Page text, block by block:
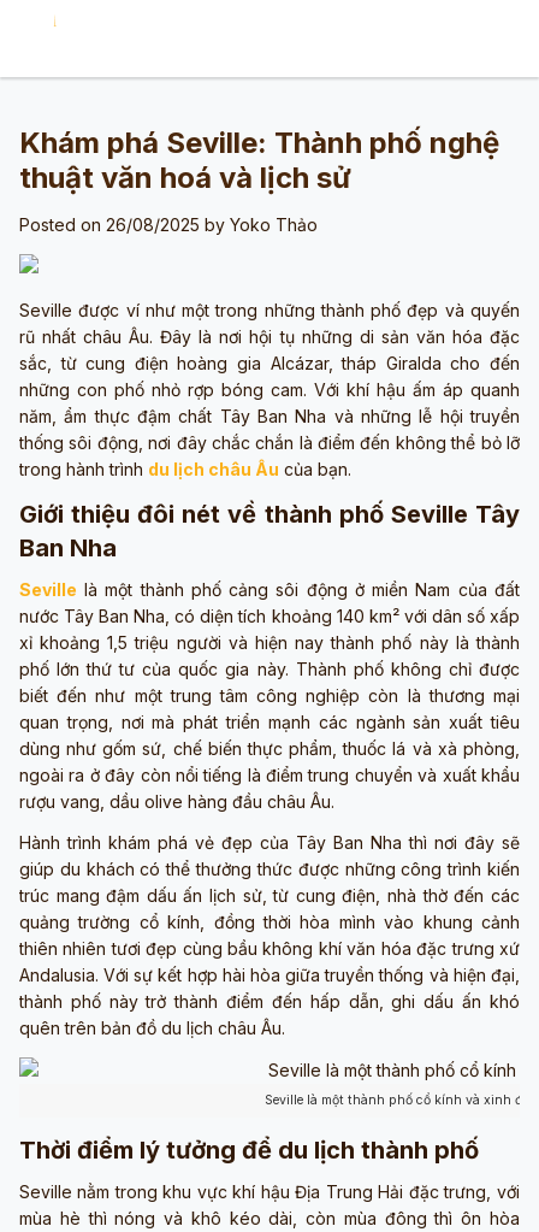
Khám phá Seville: Thành phố nghệ
thuật văn hoá và lịch sử
Posted on 26/08/2025 by Yoko Thảo
Seville được ví như một trong những thành phố đẹp và quyến
rũ nhất châu Âu. Đây là nơi hội tụ những di sản văn hóa đặc
sắc, từ cung điện hoàng gia Alcázar, tháp Giralda cho đến
những con phố nhỏ rợp bóng cam. Với khí hậu ấm áp quanh
năm, ẩm thực đậm chất Tây Ban Nha và những lễ hội truyền
thống sôi động, nơi đây chắc chắn là điểm đến không thể bỏ lỡ
trong hành trình du lịch châu Âu của bạn.
Giới thiệu đôi nét về thành phố Seville Tây
Ban Nha
Seville là một thành phố cảng sôi động ở miền Nam của đất
nước Tây Ban Nha, có diện tích khoảng 140 km² với dân số xấp
xỉ khoảng 1,5 triệu người và hiện nay thành phố này là thành
phố lớn thứ tư của quốc gia này. Thành phố không chỉ được
biết đến như một trung tâm công nghiệp còn là thương mại
quan trọng, nơi mà phát triển mạnh các ngành sản xuất tiêu
dùng như gốm sứ, chế biến thực phẩm, thuốc lá và xà phòng,
ngoài ra ở đây còn nổi tiếng là điểm trung chuyển và xuất khẩu
rượu vang, dầu olive hàng đầu châu Âu.
Hành trình khám phá vẻ đẹp của Tây Ban Nha thì nơi đây sẽ
giúp du khách có thể thưởng thức được những công trình kiến
trúc mang đậm dấu ấn lịch sử, từ cung điện, nhà thờ đến các
quảng trường cổ kính, đồng thời hòa mình vào khung cảnh
thiên nhiên tươi đẹp cùng bầu không khí văn hóa đặc trưng xứ
Andalusia. Với sự kết hợp hài hòa giữa truyền thống và hiện đại,
thành phố này trở thành điểm đến hấp dẫn, ghi dấu ấn khó
quên trên bản đồ du lịch châu Âu.
Seville là một thành phố cổ kính và xinh
Thời điểm lý tưởng để du lịch thành phố
Seville nằm trong khu vực khí hậu Địa Trung Hải đặc trưng, với
mùa hè thì nóng và khô kéo dài, còn mùa đông thì ôn hòa